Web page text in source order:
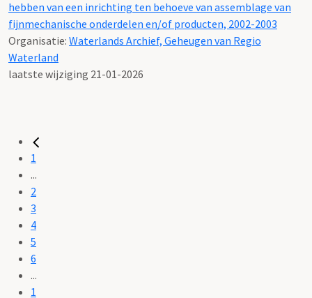
hebben van een inrichting ten behoeve van assemblage van
fijnmechanische onderdelen en/of producten, 2002-2003
Organisatie: Waterlands Archief, Geheugen van Regio
Waterland
laatste wijziging 21-01-2026
1
...
2
3
4
5
6
...
1